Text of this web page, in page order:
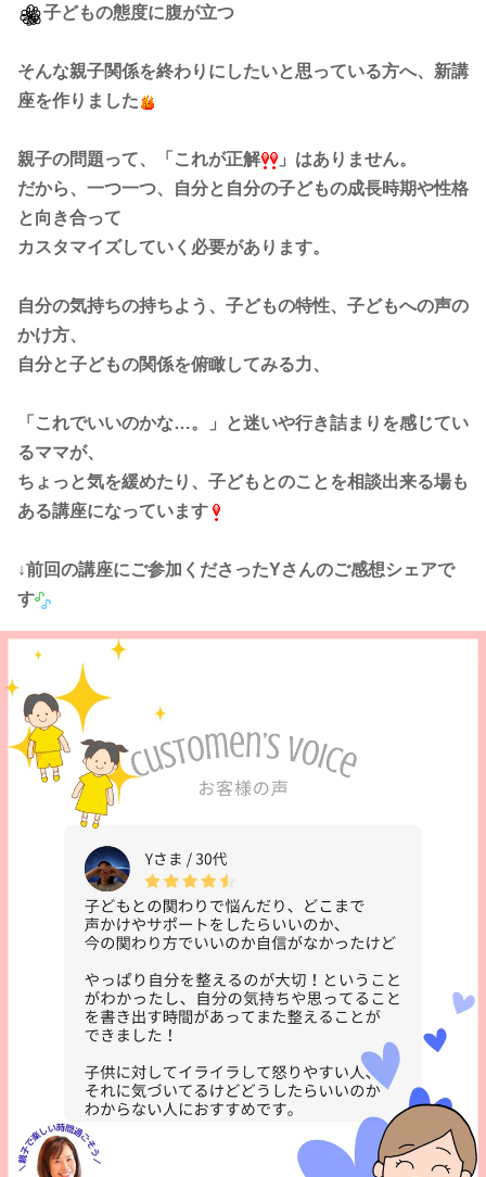
子どもの態度に腹が立つ
そんな親子関係を終わりにしたいと思っている方へ、新講
座を作りました
親子の問題って、「これが正解
」はありません。
だから、一つ一つ、自分と自分の子どもの成長時期や性格
と向き合って
カスタマイズしていく必要があります。
自分の気持ちの持ちよう、子どもの特性、子どもへの声の
かけ方、
自分と子どもの関係を俯瞰してみる力、
「これでいいのかな…。」と迷いや行き詰まりを感じてい
るママが、
ちょっと気を緩めたり、子どもとのことを相談出来る場も
ある講座になっています
↓前回の講座にご参加くださったYさんのご感想シェアで
す